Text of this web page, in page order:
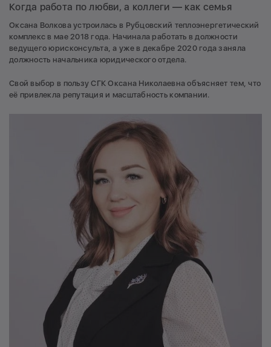
Когда работа по любви, а коллеги — как семья
Оксана Волкова устроилась в Рубцовский теплоэнергетический
комплекс в мае 2018 года. Начинала работать в должности
ведущего юрисконсульта, а уже в декабре 2020 года заняла
должность начальника юридического отдела.
Свой выбор в пользу СГК Оксана Николаевна объясняет тем, что
её привлекла репутация и масштабность компании.